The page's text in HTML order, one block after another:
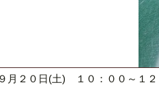
９月２０日(土) １０：００～１２